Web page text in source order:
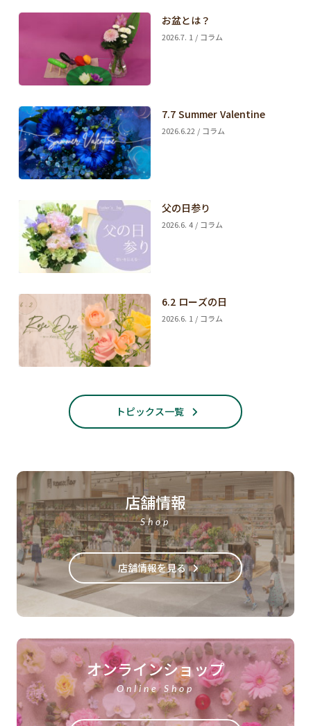
お盆とは？
2026.7. 1 / コラム
7.7 Summer Valentine
2026.6.22 / コラム
父の日参り
2026.6. 4 / コラム
6.2 ローズの日
2026.6. 1 / コラム
トピックス一覧
店舗情報
Shop
店舗情報を見る
オンラインショップ
Online Shop